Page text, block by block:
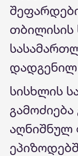
თბილისის
დადგენილ
სისხლის
აღნიშნულ